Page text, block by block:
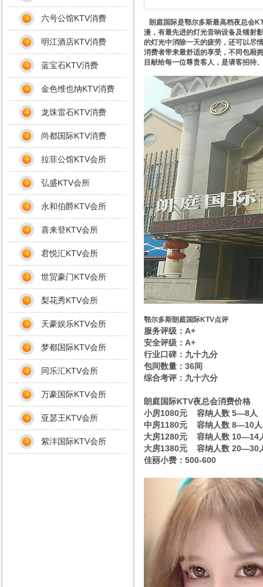
朗庭国际是鄂尔多斯最高档夜总会
漫，有最先进的灯光音响设备及镭射
的灯光中消除一天的疲劳，还可以尽
消费者带来最舒适的享受，不同包厢
目献给每一位尊贵客人，是请客招待
鄂尔多斯朗庭国际KTV点评
服务评级：A+
安全评级：A+
行业口碑：九十九分
包间数量：36间
综合考评：九十六分
朗庭国际KTV夜总会消费价格
小房1080元 容纳人数 5—8人
中房1180元 容纳人数 8—10人
大房1280元 容纳人数 10—14
大房1380元 容纳人数 20—30
佳丽小费：500-600
六号公馆KTV消费
明江酒店KTV消费
蓝宝石KTV消费
金色维也纳KTV消费
龙珠雷石KTV消费
尚都国际KTV消费
拉菲公馆KTV会所
弘盛KTV会所
永和伯爵KTV会所
喜来登KTV会所
君悦汇KTV会所
世贸豪门KTV会所
梨花秀KTV会所
天豪娱乐KTV会所
梦都国际KTV会所
同乐汇KTV会所
万豪国际KTV会所
亚瑟王KTV会所
紫沣国际KTV会所